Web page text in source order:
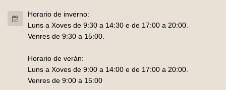
Horario de inverno:
Luns a Xoves de 9:30 a 14:30 e de 17:00 a 20:00.
Venres de 9:30 a 15:00.
Horario de verán:
Luns a Xoves de 9:00 a 14:00 e de 17:00 a 20:00.
Venres de 9:00 a 15:00